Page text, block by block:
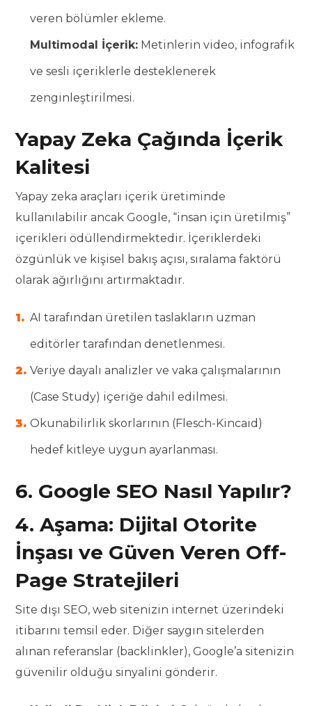
veren bölümler ekleme.
Multimodal İçerik: Metinlerin video, infografik
ve sesli içeriklerle desteklenerek
zenginleştirilmesi.
Yapay Zeka Çağında İçerik
Kalitesi
Yapay zeka araçları içerik üretiminde
kullanılabilir ancak Google, “insan için üretilmiş”
içerikleri ödüllendirmektedir. İçeriklerdeki
özgünlük ve kişisel bakış açısı, sıralama faktörü
olarak ağırlığını artırmaktadır.
AI tarafından üretilen taslakların uzman
editörler tarafından denetlenmesi.
Veriye dayalı analizler ve vaka çalışmalarının
(Case Study) içeriğe dahil edilmesi.
Okunabilirlik skorlarının (Flesch-Kincaid)
hedef kitleye uygun ayarlanması.
6. Google SEO Nasıl Yapılır?
4. Aşama: Dijital Otorite
İnşası ve Güven Veren Off-
Page Stratejileri
Site dışı SEO, web sitenizin internet üzerindeki
itibarını temsil eder. Diğer saygın sitelerden
alınan referanslar (backlinkler), Google’a sitenizin
güvenilir olduğu sinyalini gönderir.